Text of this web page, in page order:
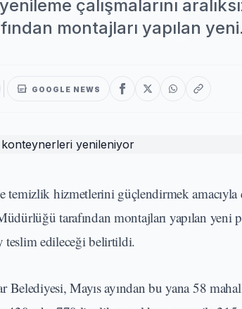
çalışmalarını
montajları yapılan
GOOGLE NEWS
hizmetlerini güçlendirmek amacıyla
tarafından montajları yapılan yeni
teslim edileceği belirtildi.
Belediyesi, Mayıs ayından bu yana 58